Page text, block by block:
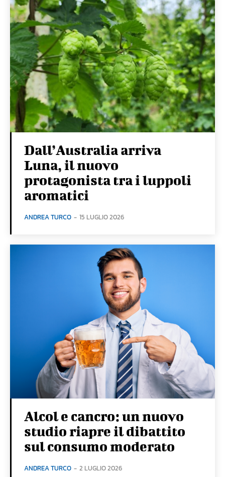
Dall’Australia arriva
Luna, il nuovo
protagonista tra i luppoli
aromatici
ANDREA TURCO - 15 LUGLIO 2026
Alcol e cancro: un nuovo
studio riapre il dibattito
sul consumo moderato
ANDREA TURCO - 2 LUGLIO 2026